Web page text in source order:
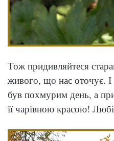
Тож придивляйтеся
живого, що нас оточує. І
був похмурим день, а
її чарівною красою!